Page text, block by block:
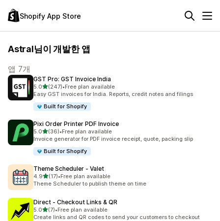
Shopify App Store
Astral님이 개발한 앱
앱 7개
GST Pro: GST Invoice India
5.0별 5개 중
(247)
총 리뷰 247개
•Free plan available
Easy GST invoices for India. Reports, credit notes and filings
Built for Shopify
Pixi Order Printer PDF Invoice
5.0별 5개 중
(36)
총 리뷰 36개
•Free plan available
Invoice generator for PDF invoice receipt, quote, packing slip
Built for Shopify
Theme Scheduler ‑ Valet
4.9별 5개 중
(17)
총 리뷰 17개
•Free plan available
Theme Scheduler to publish theme on time
Direct ‑ Checkout Links & QR
5.0별 5개 중
(7)
총 리뷰 7개
•Free plan available
Create links and QR codes to send your customers to checkout